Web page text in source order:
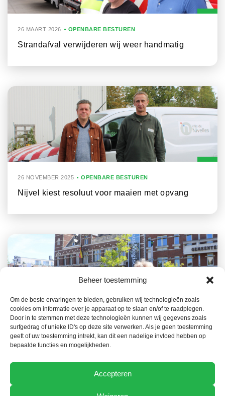
Beheer toestemming
Om de beste ervaringen te bieden, gebruiken wij technologieën zoals
cookies om informatie over je apparaat op te slaan en/of te raadplegen.
Door in te stemmen met deze technologieën kunnen wij gegevens zoals
surfgedrag of unieke ID's op deze site verwerken. Als je geen toestemming
geeft of uw toestemming intrekt, kan dit een nadelige invloed hebben op
bepaalde functies en mogelijkheden.
Accepteren
26 MAART 2026 OPENBARE BESTUREN
Strandafval verwijderen wij weer handmatig
26 NOVEMBER 2025 OPENBARE BESTUREN
Nijvel kiest resoluut voor maaien met opvang
28 OKTOBER 2025 OPENBARE BESTUREN
Maasmechelen doet veel in eigen beheer